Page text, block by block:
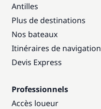
Antilles
Plus de destinations
Nos bateaux
Itinéraires de navigation
Devis Express
Professionnels
Accès loueur